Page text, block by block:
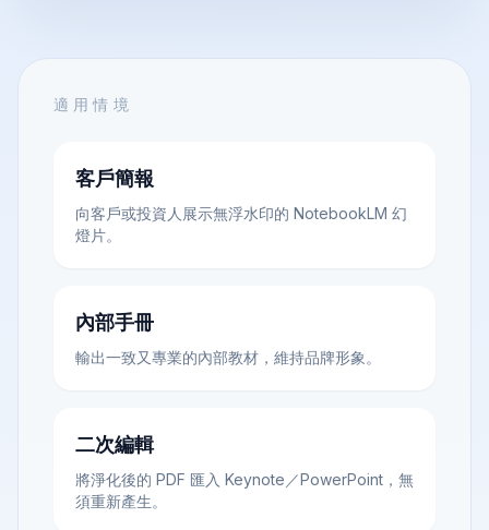
適用情境
客戶簡報
向客戶或投資人展示無浮水印的 NotebookLM 幻
燈片。
內部手冊
輸出一致又專業的內部教材，維持品牌形象。
二次編輯
將淨化後的 PDF 匯入 Keynote／PowerPoint，無
須重新產生。